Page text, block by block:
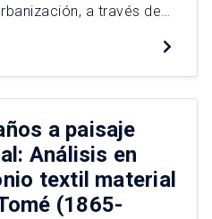
a través de
proceso de crecimiento
y cómo se
en la actual. En
a paisaje
Análisis en
textil material
(1865-